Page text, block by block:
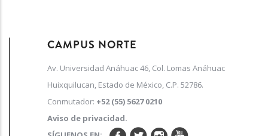
CAMPUS NORTE
Av. Universidad Anáhuac 46, Col. Lomas Anáhuac
Huixquilucan, Estado de México, C.P. 52786.
Conmutador: +52 (55) 5627 0210
Aviso de privacidad.